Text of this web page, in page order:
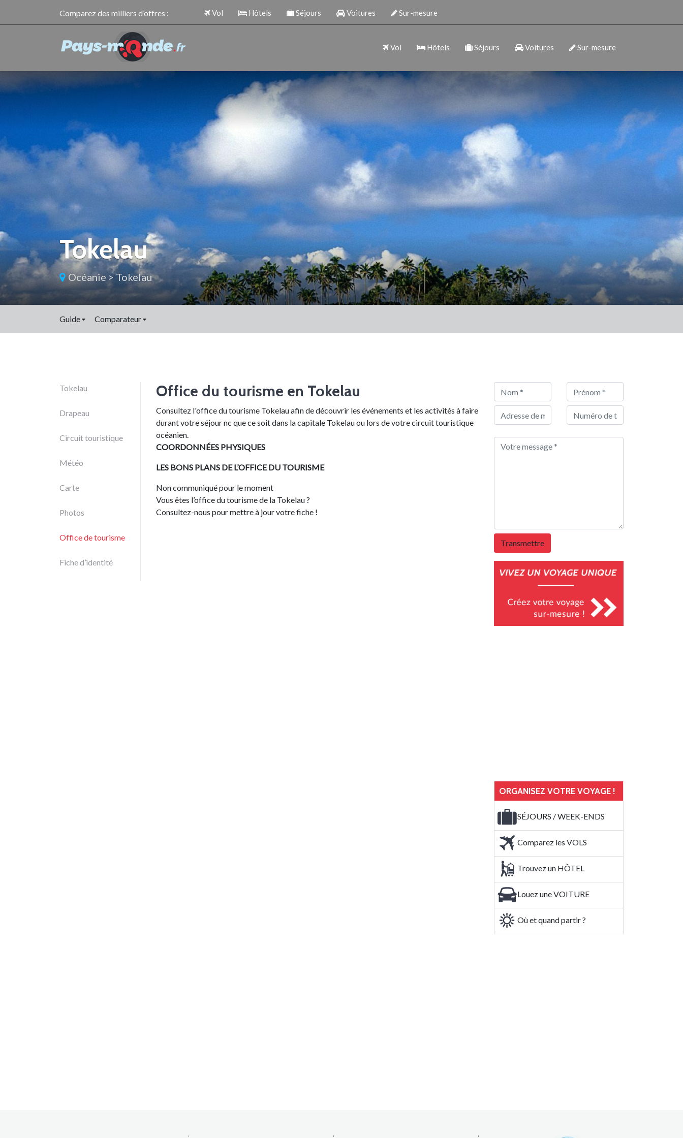
Comparez des milliers d’offres : Vol Hôtels Séjours Voitures Sur-mesure
Vol Hôtels Séjours Voitures Sur-mesure
Tokelau
Océanie >Tokelau
Guide Comparateur
Tokelau
Drapeau
Circuit touristique
Météo
Carte
Photos
Office de tourisme
Fiche d’identité
Office du tourisme en Tokelau
Consultez l'office du tourisme Tokelau afin de découvrir les événements et les activités à faire
durant votre séjour nc que ce soit dans la capitale Tokelau ou lors de votre circuit touristique
océanien.
COORDONNÉES PHYSIQUES
LES BONS PLANS DE L’OFFICE DU TOURISME
Non communiqué pour le moment
Vous êtes l’office du tourisme de la Tokelau ?
Consultez-nous pour mettre à jour votre fiche !
ORGANISEZ VOTRE VOYAGE !
SÉJOURS / WEEK-ENDS
Comparez les VOLS
Trouvez un HÔTEL
Louez une VOITURE
Où et quand partir ?